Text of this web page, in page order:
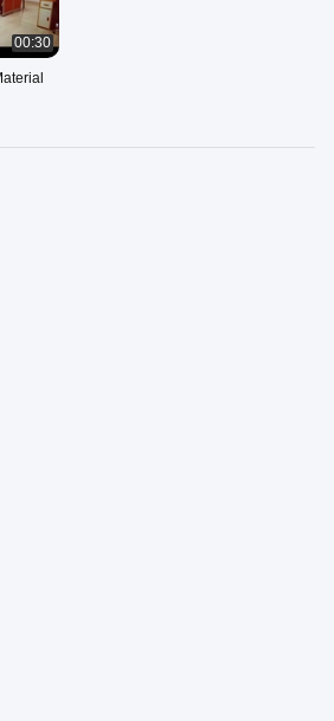
00:30